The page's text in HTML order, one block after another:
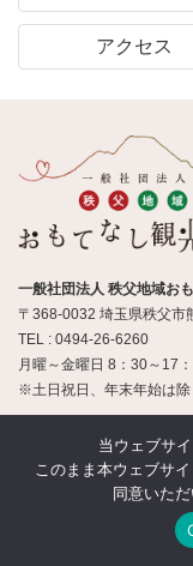
アクセス
一般社団法人 秩父地域お
〒368-0032 埼玉県秩父市
TEL : 0494-26-6260
月曜～金曜日 8：30～17
※土日祝日、年末年始は除
© 一般社
当ウェブサ
このまま本ウェブサ
同意いた